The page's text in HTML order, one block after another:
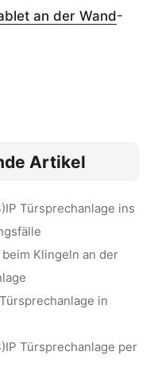
an der Wand-
Artikel
Türsprechanlage ins
Klingeln an der
in
Türsprechanlage per